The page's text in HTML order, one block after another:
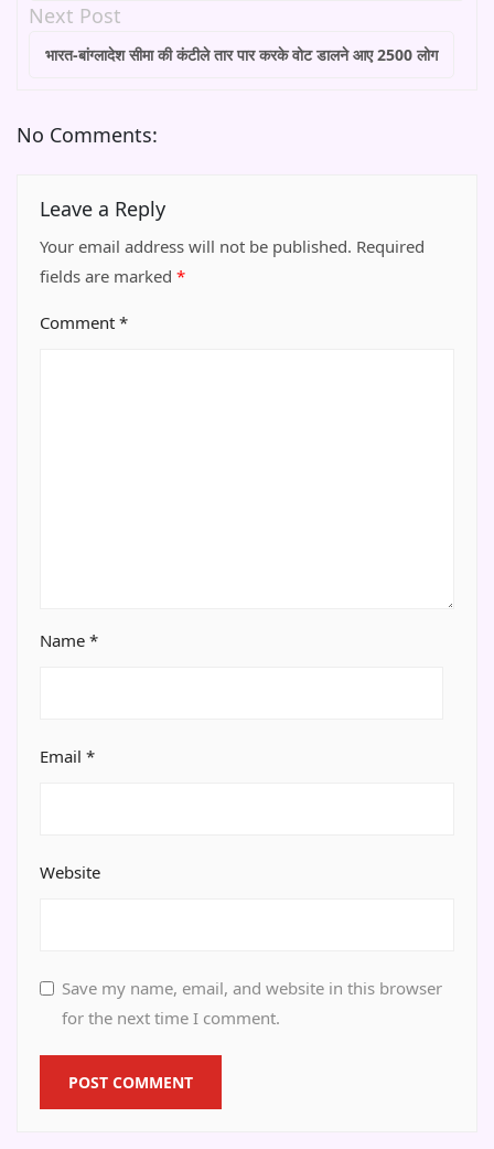
Next Post
भारत-बांग्लादेश सीमा की कंटीले तार पार करके वोट डालने आए 2500 लोग
No Comments:
Leave a Reply
Your email address will not be published. Required
fields are marked *
Comment *
Name *
Email *
Website
Save my name, email, and website in this browser
for the next time I comment.